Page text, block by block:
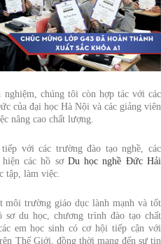
chúng tôi còn hợp tác với các
của đại học Hà Nội và các giảng viên
nâng cao chất lượng.
với các trường đào tạo nghề, các
các hồ sơ Du học nghề Đức Hải
tập, làm việc.
trường giáo dục lành mạnh và tốt
du học, chương trình đào tạo chất
em học sinh có cơ hội tiếp cận với
Thế Giới, đồng thời mang đến sự tin